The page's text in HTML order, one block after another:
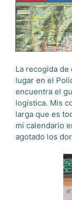
La recogida
lugar en el
encuentra el
logística. Mis
larga que es
mi calendario
agotado los